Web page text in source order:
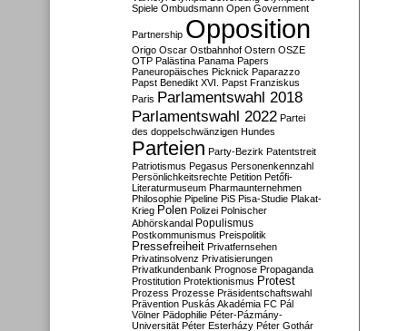
Spiele Ombudsmann Open Government
Partnership Opposition
Origo Oscar Ostbahnhof Ostern OSZE
OTP Palästina Panama Papers
Paneuropäisches Picknick Paparazzo
Papst Benedikt XVI. Papst Franziskus
Paris Parlamentswahl 2018
Parlamentswahl 2022 Partei
des doppelschwänzigen Hundes
Parteien Party-Bezirk Patentstreit
Patriotismus Pegasus Personenkennzahl
Persönlichkeitsrechte Petition Petőfi-
Literaturmuseum Pharmaunternehmen
Philosophie Pipeline PiS Pisa-Studie Plakat-
Krieg Polen Polizei Polnischer
Abhörskandal Populismus
Postkommunismus Preispolitik
Pressefreiheit Privatfernsehen
Privatinsolvenz Privatisierungen
Privatkundenbank Prognose Propaganda
Prostitution Protektionismus Protest
Prozess Prozesse Präsidentschaftswahl
Prävention Puskás Akadémia FC Pál
Völner Pädophilie Péter-Pázmány-
Universität Péter Esterházy Péter Gothár